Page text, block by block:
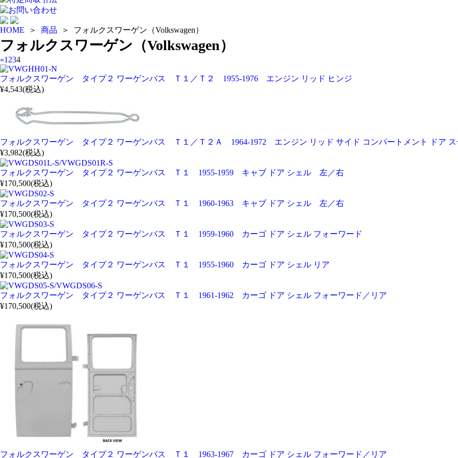
お問い合わせ
HOME ＞ 商品 ＞ フォルクスワーゲン（Volkswagen）
フォルクスワーゲン（Volkswagen）
«1 234
フォルクスワーゲン タイプ２ ワーゲンバス Ｔ１／Ｔ２ 1955-1976 エンジン リッド ヒンジ
¥4,543(税込)
フォルクスワーゲン タイプ２ ワーゲンバス Ｔ１／Ｔ２Ａ 1964-1972 エンジン リッド サイド コンパートメント ドア ス
¥3,982(税込)
フォルクスワーゲン タイプ２ ワーゲンバス Ｔ１ 1955-1959 キャブ ドア シェル 左／右
¥170,500(税込)
フォルクスワーゲン タイプ２ ワーゲンバス Ｔ１ 1960-1963 キャブ ドア シェル 左／右
¥170,500(税込)
フォルクスワーゲン タイプ２ ワーゲンバス Ｔ１ 1959-1960 カーゴ ドア シェル フォーワード
¥170,500(税込)
フォルクスワーゲン タイプ２ ワーゲンバス Ｔ１ 1955-1960 カーゴ ドア シェル リア
¥170,500(税込)
フォルクスワーゲン タイプ２ ワーゲンバス Ｔ１ 1961-1962 カーゴ ドア シェル フォーワード／リア
¥170,500(税込)
フォルクスワーゲン タイプ２ ワーゲンバス Ｔ１ 1963-1967 カーゴ ドア シェル フォーワード／リア